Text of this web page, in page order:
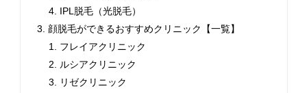
IPL脱毛（光脱毛）
顔脱毛ができるおすすめクリニック【一覧】
フレイアクリニック
ルシアクリニック
リゼクリニック